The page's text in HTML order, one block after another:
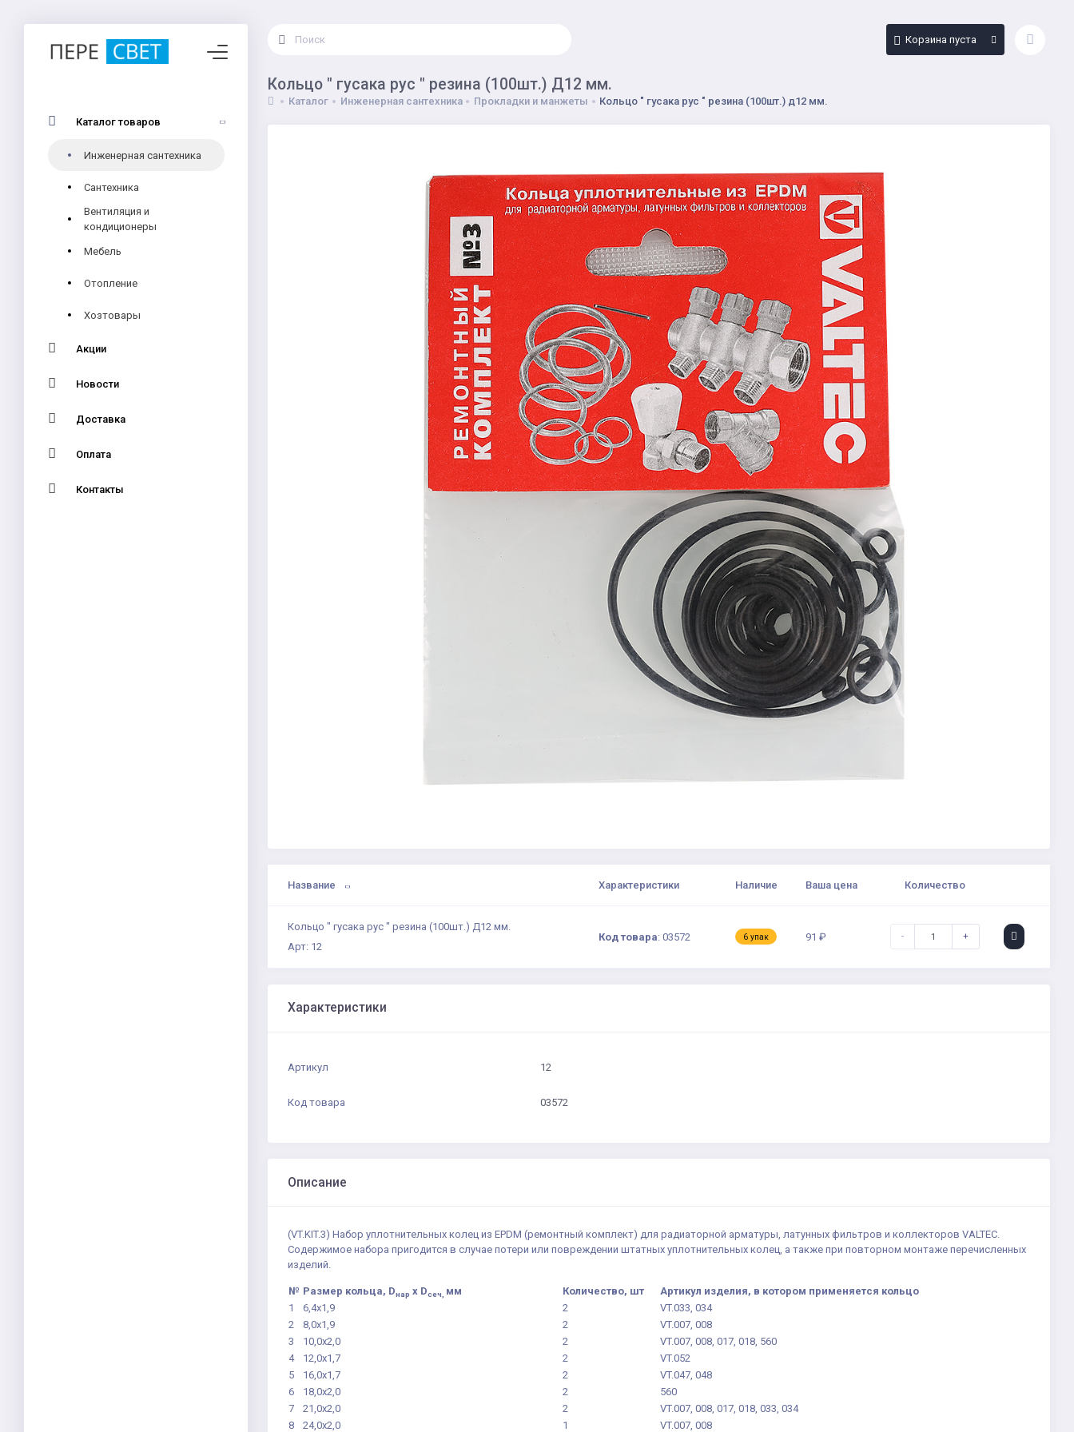
Каталог товаров
Инженерная сантехника
Сантехника
Вентиляция и
кондиционеры
Мебель
Отопление
Хозтовары
Акции
Новости
Доставка
Оплата
Контакты
Корзина пуста
Кольцо " гусака рус " резина (100шт.) Д12 мм.
Каталог Инженерная сантехника Прокладки и манжеты Кольцо " гусака рус " резина (100шт.) д12 мм.
Название Характеристики Наличие Ваша цена Количество
Кольцо " гусака рус " резина (100шт.) Д12 мм.
Арт: 12
Код товара: 03572 6 упак 91 ₽ - +
Характеристики
Артикул 12
Код товара 03572
Описание
(VT.KIT.3) Набор уплотнительных колец из EPDM (ремонтный комплект) для радиаторной арматуры, латунных фильтров и коллекторов VALTEC.
Содержимое набора пригодится в случае потери или повреждении штатных уплотнительных колец, а также при повторном монтаже перечисленных
изделий.
№ Размер кольца, Dнар х Dсеч, мм Количество, шт
Артикул изделия, в котором применяется кольцо
1
6,4х1,9 2
VT.033, 034
2
8,0х1,9 2
VT.007, 008
3
10,0х2,0 2
VT.007, 008, 017, 018, 560
4
12,0х1,7 2
VT.052
5
16,0х1,7 2
VT.047, 048
6
18,0х2,0 2
560
7
21,0х2,0 2
VT.007, 008, 017, 018, 033, 034
8
24,0х2,0 1 VT.007, 008